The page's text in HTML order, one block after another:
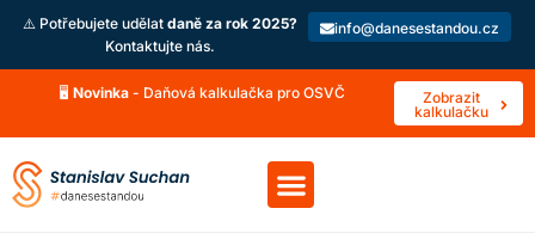
⚠️ Potřebujete udělat daně za rok 2025?
Kontaktujte nás.
info@danesestandou.cz
🖥️Novinka - Daňová kalkulačka pro OSVČ
Zobrazit
kalkulačku